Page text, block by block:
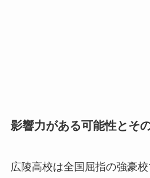
影響力がある可能性とそ
広陵高校は全国屈指の強豪